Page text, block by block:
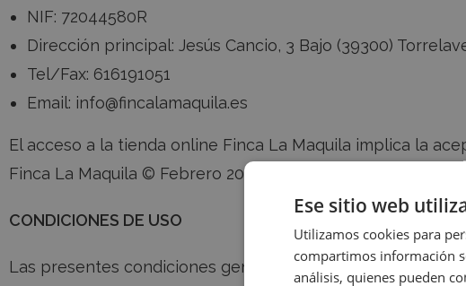
NIF: 72044580R
Dirección principal: Jesús Cancio, 3 Bajo (39300)
Tel/Fax: 616191051
Email: info@fincalamaquila.es
El acceso a la tienda online Finca La Maquila implica la
Finca La Maquila © Febrero 2021.
CONDICIONES DE USO
Las presentes condiciones generales de venta se
Ese sitio web
Utilizamos cookies para
compartimos información
análisis, quienes pueden